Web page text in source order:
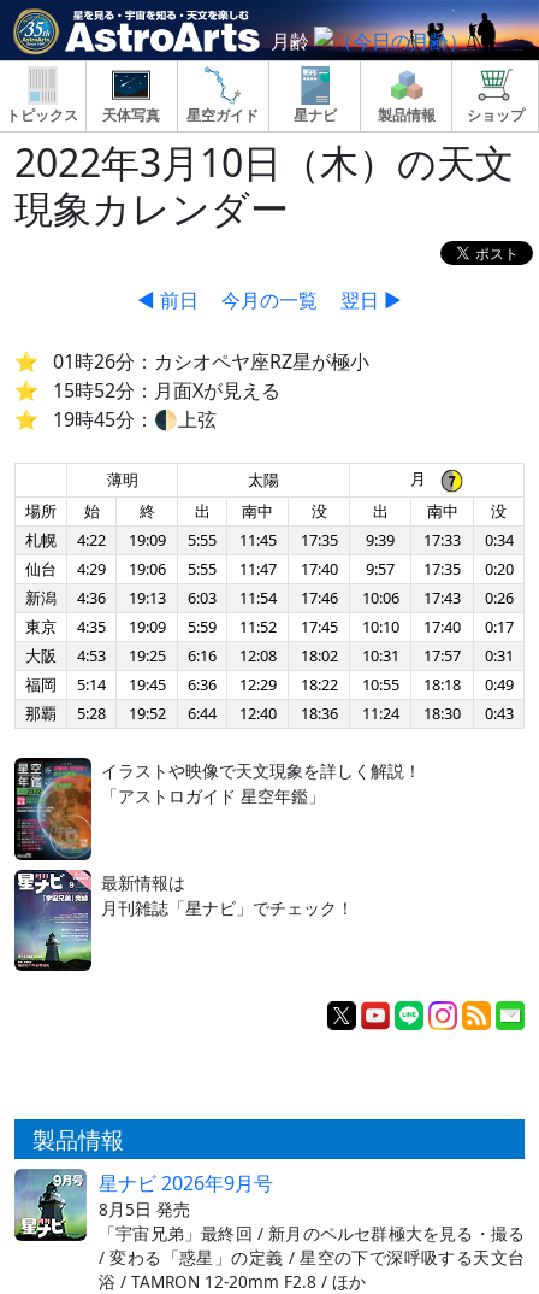
月齢
トピックス 天体写真 星空ガイド 星ナビ 製品情報 ショップ
2022年3月10日（木）の天文
現象カレンダー
◀ 前日 今月の一覧 翌日 ▶
01時26分：カシオペヤ座RZ星が極小
15時52分：月面Xが見える
19時45分：🌓上弦
薄明 太陽
月
場所
始 終 出 南中 没 出 南中
没
札幌
4:22 19:09 5:55 11:45 17:35 9:39 17:33
0:34
仙台
4:29 19:06 5:55 11:47 17:40 9:57 17:35
0:20
新潟
4:36 19:13 6:03 11:54 17:46 10:06 17:43
0:26
東京
4:35 19:09 5:59 11:52 17:45 10:10 17:40
0:17
大阪
4:53 19:25 6:16 12:08 18:02 10:31 17:57
0:31
福岡
5:14 19:45 6:36 12:29 18:22 10:55 18:18
0:49
那覇
5:28 19:52 6:44 12:40 18:36 11:24 18:30 0:43
イラストや映像で天文現象を詳しく解説！
「アストロガイド 星空年鑑」
最新情報は
月刊雑誌「星ナビ」でチェック！
製品情報
星ナビ 2026年9月号
8月5日 発売
「宇宙兄弟」最終回 / 新月のペルセ群極大を見る・撮る
/ 変わる「惑星」の定義 / 星空の下で深呼吸する天文台
浴 / TAMRON 12-20mm F2.8 / ほか